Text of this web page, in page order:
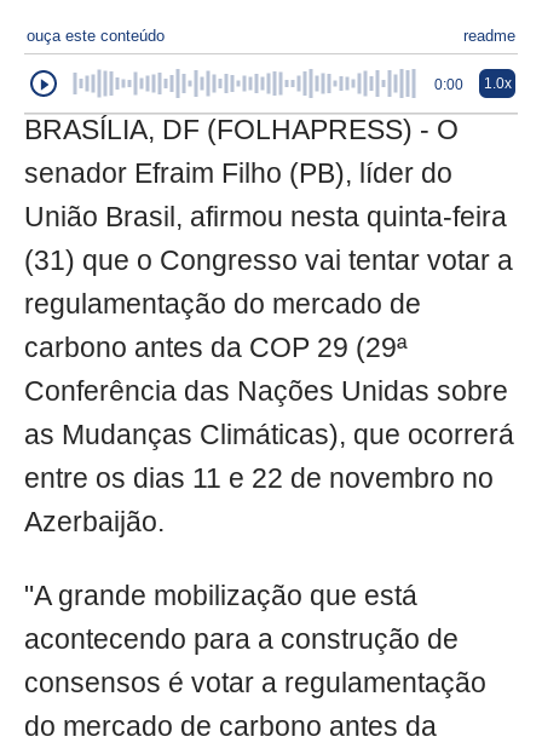
ouça este conteúdo readme
0:00 1.0x
BRASÍLIA, DF (FOLHAPRESS) - O
senador Efraim Filho (PB), líder do
União Brasil, afirmou nesta quinta-feira
(31) que o Congresso vai tentar votar a
regulamentação do mercado de
carbono antes da COP 29 (29ª
Conferência das Nações Unidas sobre
as Mudanças Climáticas), que ocorrerá
entre os dias 11 e 22 de novembro no
Azerbaijão.
"A grande mobilização que está
acontecendo para a construção de
consensos é votar a regulamentação
do mercado de carbono antes da